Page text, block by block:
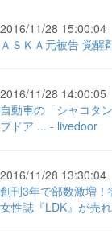
2016/11/28 15:00:04
ＡＳＫＡ元被告 覚醒
2016/11/28 14:00:05
自動車の「シャコタ
ブドア ... - livedoor
2016/11/28 13:30:04
創刊3年で部数激増
女性誌『LDK』が売